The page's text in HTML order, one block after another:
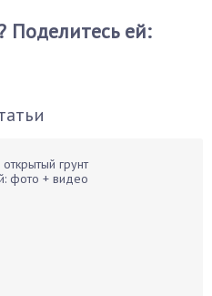
Поделитесь ей: